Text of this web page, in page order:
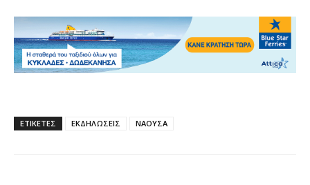
ΕΤΙΚΕΤΕΣ ΕΚΔΗΛΩΣΕΙΣ ΝΑΟΥΣΑ